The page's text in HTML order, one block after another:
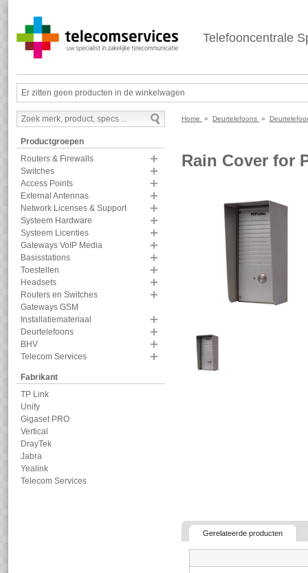
Telefooncentrale
Er zitten geen producten in de winkelwagen
Productgroepen
Routers & Firewalls
Switches
Access Points
External Antennas
Network Licenses & Support
Systeem Hardware
Systeem Licenties
Gateways VoIP Media
Basisstations
Toestellen
Headsets
Routers en Switches
Gateways GSM
Installatiemateriaal
Deurtelefoons
BHV
Telecom Services
Fabrikant
TP Link
Unify
Gigaset PRO
Vertical
DrayTek
Jabra
Yealink
Telecom Services
Home » Deurtelefoons »
Rain Cover for
Gerelateerde producten